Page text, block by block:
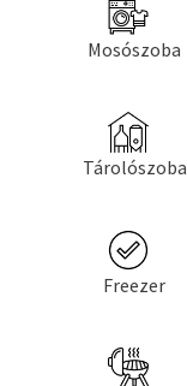
Mosószoba
Tárolószoba
Freezer